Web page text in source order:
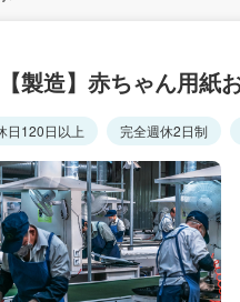
製造】赤ちゃん用紙
日120日以上 完全週休2日制